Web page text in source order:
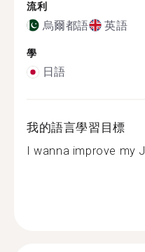
流利
烏爾都語 英語
學
日語
我的語言學習目標
I wanna improve my